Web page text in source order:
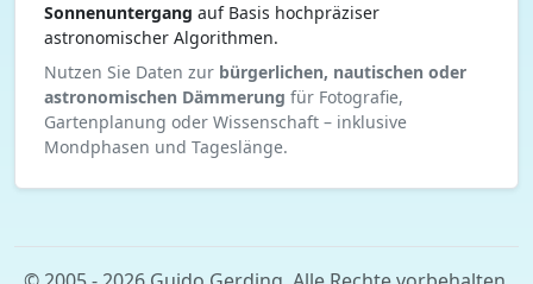
Sonnenuntergang auf Basis hochpräziser
astronomischer Algorithmen.
Nutzen Sie Daten zur bürgerlichen, nautischen oder
astronomischen Dämmerung für Fotografie,
Gartenplanung oder Wissenschaft – inklusive
Mondphasen und Tageslänge.